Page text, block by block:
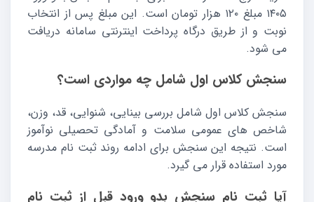
۱۴۰۵ مبلغ ۱۲۰ هزار تومان است. این مبلغ پس از انتخاب
نوبت و از طریق درگاه پرداخت اینترنتی سامانه دریافت
می شود.
سنجش کلاس اول شامل چه مواردی است؟
سنجش کلاس اول شامل بررسی بینایی، شنوایی، قد، وزن،
شاخص های عمومی سلامت و آمادگی تحصیلی نوآموز
است. نتیجه این سنجش برای ادامه روند ثبت نام مدرسه
مورد استفاده قرار می گیرد.
آیا ثبت نام سنجش بدو ورود قبل از ثبت نام